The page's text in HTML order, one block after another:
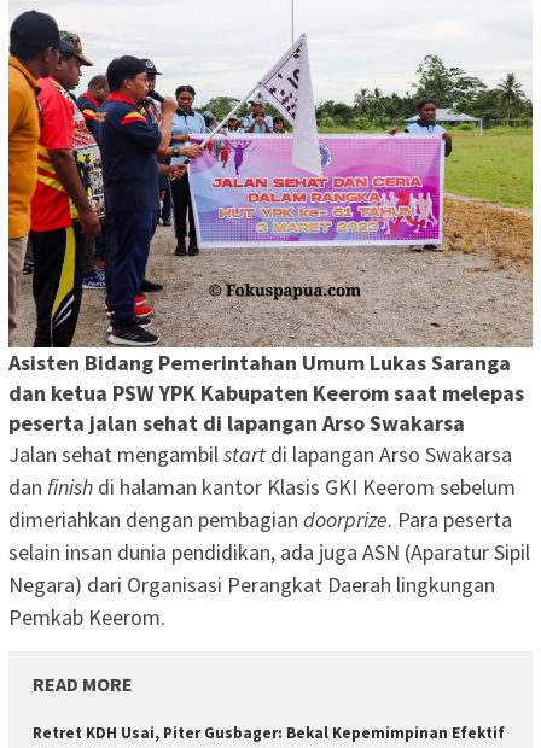
Asisten Bidang Pemerintahan Umum Lukas Saranga
dan ketua PSW YPK Kabupaten Keerom saat melepas
peserta jalan sehat di lapangan Arso Swakarsa
Jalan sehat mengambilstart di lapangan Arso Swakarsa
dan finish di halaman kantor Klasis GKI Keerom sebelum
dimeriahkan dengan pembagian doorprize. Para peserta
selain insan dunia pendidikan, ada juga ASN (Aparatur Sipil
Negara) dari Organisasi Perangkat Daerah lingkungan
Pemkab Keerom.
READ MORE
Retret KDH Usai, Piter Gusbager: Bekal Kepemimpinan Efektif